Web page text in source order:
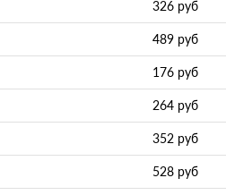
326 руб
489 руб
176 руб
264 руб
352 руб
528 руб